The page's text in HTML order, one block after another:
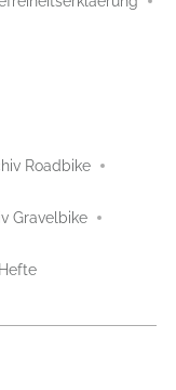
Roadbike
Gravelbike